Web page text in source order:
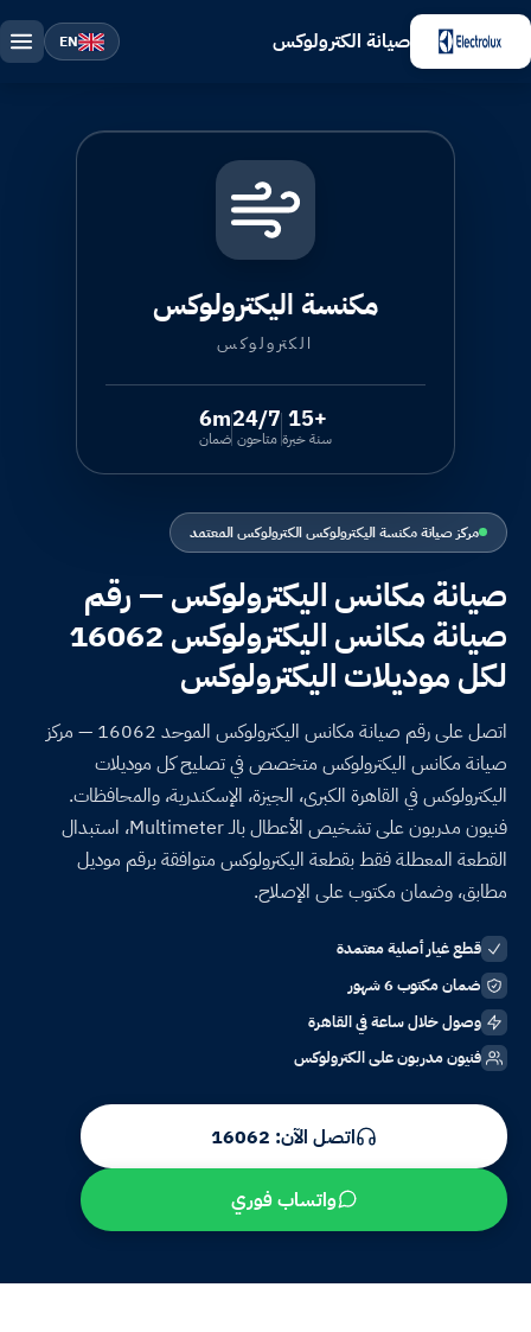
صيانة الكترولوكس EN
مركز صيانة مكنسة اليكترولوكس الكترولوكس المعتمد
صيانة مكانس اليكترولوكس — رقم
صيانة مكانس اليكترولوكس 16062
لكل موديلات اليكترولوكس
اتصل على رقم صيانة مكانس اليكترولوكس الموحد 16062 — مركز
صيانة مكانس اليكترولوكس متخصص في تصليح كل موديلات
اليكترولوكس في القاهرة الكبرى، الجيزة، الإسكندرية، والمحافظات.
فنيون مدربون على تشخيص الأعطال بالـ Multimeter، استبدال
القطعة المعطلة فقط بقطعة اليكترولوكس متوافقة برقم موديل
مطابق، وضمان مكتوب على الإصلاح.
قطع غيار أصلية معتمدة
ضمان مكتوب 6 شهور
وصول خلال ساعة في القاهرة
فنيون مدربون على الكترولوكس
اتصل الآن: 16062
واتساب فوري
مكنسة اليكترولوكس
الكترولوكس
+15
سنة خبرة
24/7
متاحون
6m
ضمان